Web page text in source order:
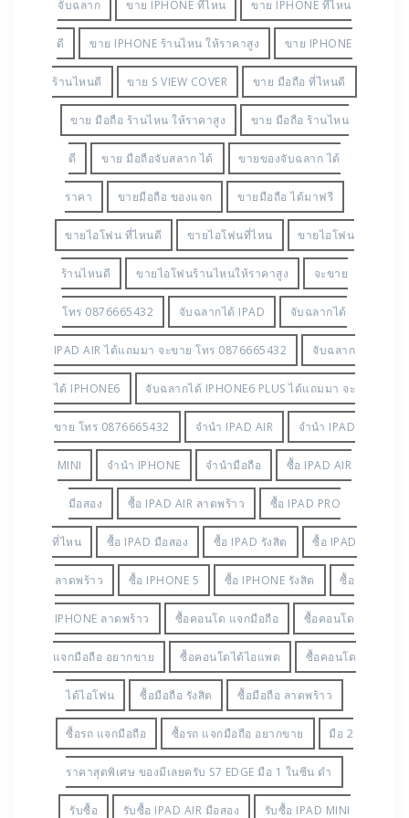
MINI มือสอง ขาย IPAD PRO ขาย IPAD PRO ราคา
ขาย IPAD ที่ไหน ขาย IPAD ที่ไหนดีขาย
IPHONE 6 ที่ไหน ขาย IPAD มือสอง ขาย IPAD
รังสิต ขาย IPAD ร้านไหน ให้ราคาสูง ขาย IPAD
ร้านไหนดี ขาย IPAD ลาดพร้าว ขาย IPHONE 4S มือ
สอง ขาย IPHONE 5 มือสอง ขาย IPHONE 5S มือ
สอง ขาย IPHONE 6 PLUS มือสอง ขาย IPHONE 6
ที่ไหนดีขาย มือถือ ที่ไหน ขาย IPHONE 6 มือสอง
ขาย IPHONE 6 ร้านไหน ให้ราคาสูง ขาย IPHONE 6
ร้านไหนดี ขาย IPHONE 6S ได้มาฟรี ขาย IPHONE
จับฉลาก ขาย IPHONE ที่ไหน ขาย IPHONE ที่ไหน
ดี ขาย IPHONE ร้านไหน ให้ราคาสูง ขาย IPHONE
ร้านไหนดี ขาย S VIEW COVER ขาย มือถือ ที่ไหนดี
ขาย มือถือ ร้านไหน ให้ราคาสูง ขาย มือถือ ร้านไหน
ดี ขาย มือถือจับสลาก ได้ ขายของจับฉลาก ได้
ราคา ขายมือถือ ของแจก ขายมือถือ ได้มาฟรี
ขายไอโฟน ที่ไหนดี ขายไอโฟนที่ไหน ขายไอโฟน
ร้านไหนดี ขายไอโฟนร้านไหนให้ราคาสูง จะขาย
โทร 0876665432 จับฉลากได้ IPAD จับฉลากได้
IPAD AIR ได้แถมมา จะขาย โทร 0876665432 จับฉลาก
ได้ IPHONE6 จับฉลากได้ IPHONE6 PLUS ได้แถมมา จะ